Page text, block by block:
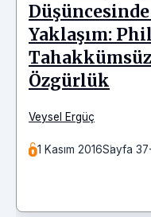
Yaklaşım:
Özgürlük
Veysel Ergüç
1 Kasım 2016Sayfa